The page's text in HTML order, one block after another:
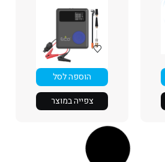
הוספה לסל
צפייה במוצר